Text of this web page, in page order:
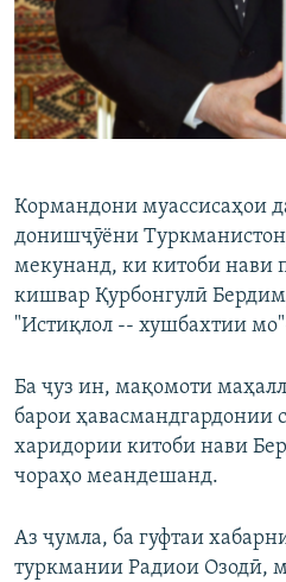
ГУЗОРИШҲОИ РАДИОӢ
Русский
ПАЙГИРӢ КУНЕД
Ҳамаи сомонаҳои RFE/RL
Кормандони муассисаҳои
донишҷӯёни
мекунанд, ки китоби нави
кишвар Қурбонгулӣ
"Истиқлол -- хушбахтии
Ба ҷуз ин, мақомоти
барои ҳавасмандгардонии
харидории китоби нави
чораҳо меандешанд.
Аз ҷумла, ба гуфтаи
туркмании Радиои Озодӣ,